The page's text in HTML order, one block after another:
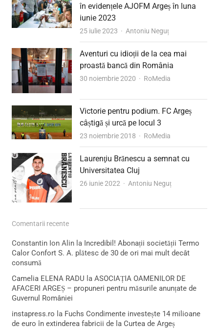
în evidențele AJOFM Argeș în luna
iunie 2023
25 iulie 2023 Author
Antoniu Neguț
Aventuri cu idioții de la cea mai
proastă bancă din România
30 noiembrie 2020 Author
RoMedia
Victorie pentru podium. FC Argeș
câștigă și urcă pe locul 3
23 noiembrie 2018 Author
RoMedia
Laurenţiu Brănescu a semnat cu
Universitatea Cluj
26 iunie 2022 Author
Antoniu Neguț
Comentarii recente
Constantin Ion Alin la Incredibil! Abonații societății Termo
Calor Confort S. A. plătesc de 30 de ori mai mult decât
consumă
Camelia ELENA RADU la ASOCIAȚIA OAMENILOR DE
AFACERI ARGEȘ – propuneri pentru măsurile anunțate de
Guvernul României
instapress.ro la Fuchs Condimente investește 14 milioane
de euro în extinderea fabricii de la Curtea de Argeș